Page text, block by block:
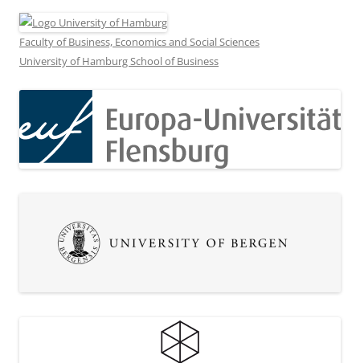
Faculty of Business, Economics and Social Sciences
University of Hamburg School of Business